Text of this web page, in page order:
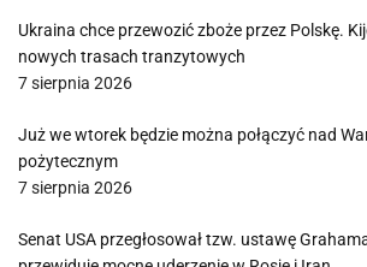
Ukraina chce przewozić zboże przez Polskę.
nowych trasach tranzytowych
7 sierpnia 2026
Już we wtorek będzie można połączyć nad
pożytecznym
7 sierpnia 2026
Senat USA przegłosował tzw. ustawę